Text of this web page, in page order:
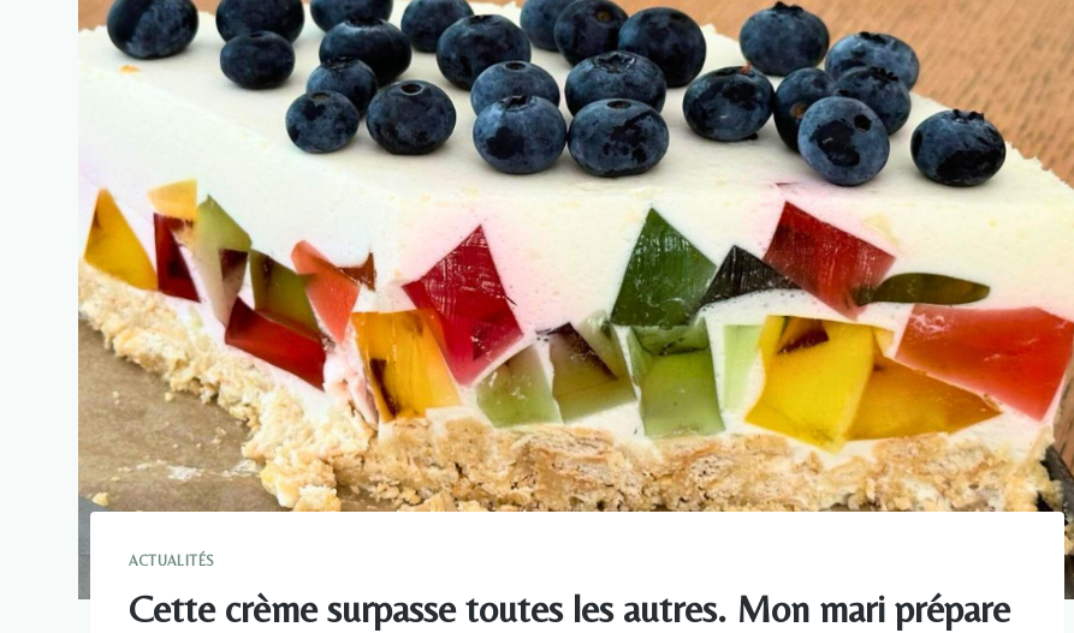
ACTUALITÉS
Cette crème surpasse toutes les autres. Mon mari prépare